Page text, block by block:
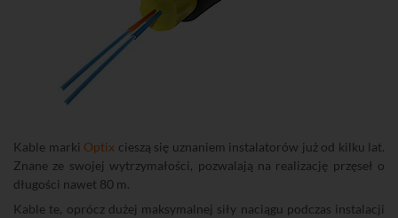
Kable marki Optix cieszą się uznaniem instalatorów już od kilku lat.
Znane ze swojej wytrzymałości, pozwalają na realizację przęseł o
długości nawet 80 m.
Kable te, oprócz dużej maksymalnej siły naciągu podczas instalacji